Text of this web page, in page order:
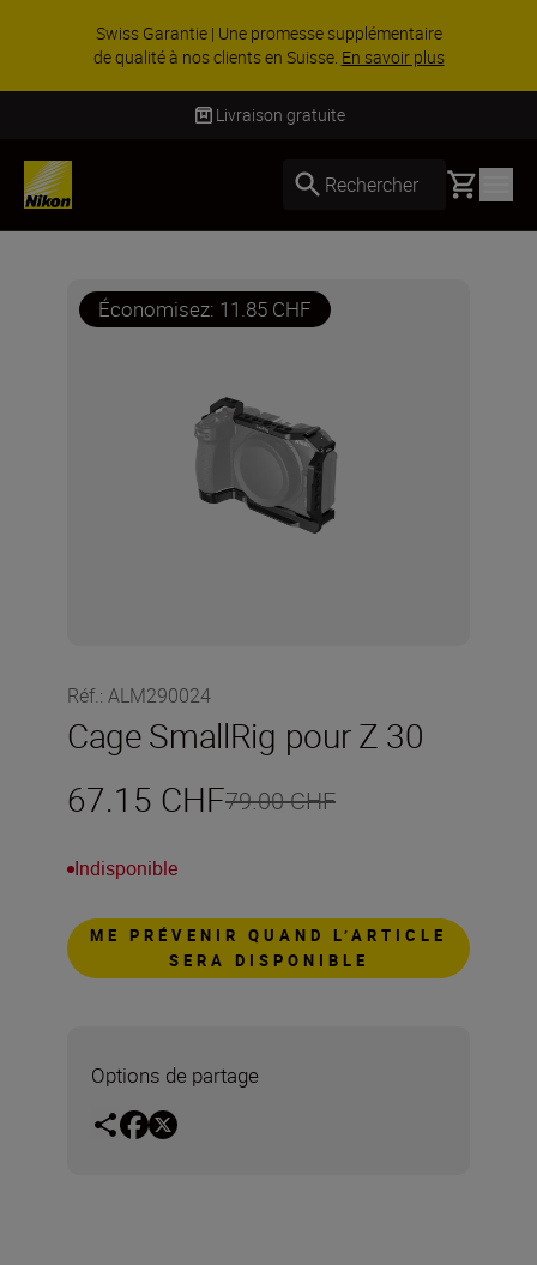
ACCESSOIRES EN PROMOTION | Économisez 15
% sur une sélection d’accessoires, complétez
votre kit dès ...Acheter maintenant
Livraison gratuite
Rechercher Basket
Économisez: 11.85 CHF
Réf.: ALM290024
Cage SmallRig pour Z 30
67.15 CHF79.00 CHF
Indisponible
ME PRÉVENIR QUAND L’ARTICLE
SERA DISPONIBLE
Options de partage